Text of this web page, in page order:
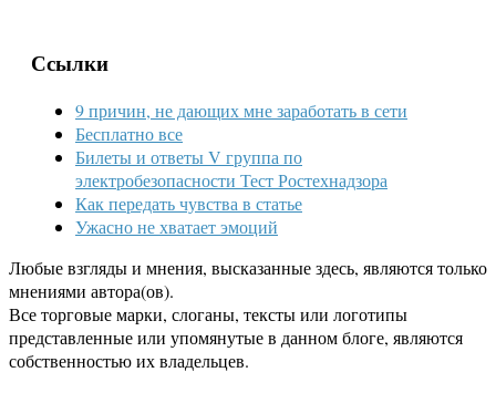
Ссылки
9 причин, не дающих мне заработать в сети
Бесплатно все
Билеты и ответы V группа по
электробезопасности Тест Ростехнадзора
Как передать чувства в статье
Ужасно не хватает эмоций
Любые взгляды и мнения, высказанные здесь, являются только
мнениями автора(ов).
Все торговые марки, слоганы, тексты или логотипы
представленные или упомянутые в данном блоге, являются
собственностью их владельцев.